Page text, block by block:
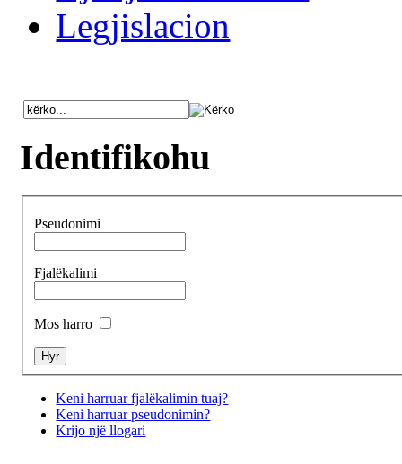
Legjislacion
Identifikohu
Pseudonimi
Fjalëkalimi
Mos harro
Keni harruar fjalëkalimin tuaj?
Keni harruar pseudonimin?
Krijo një llogari